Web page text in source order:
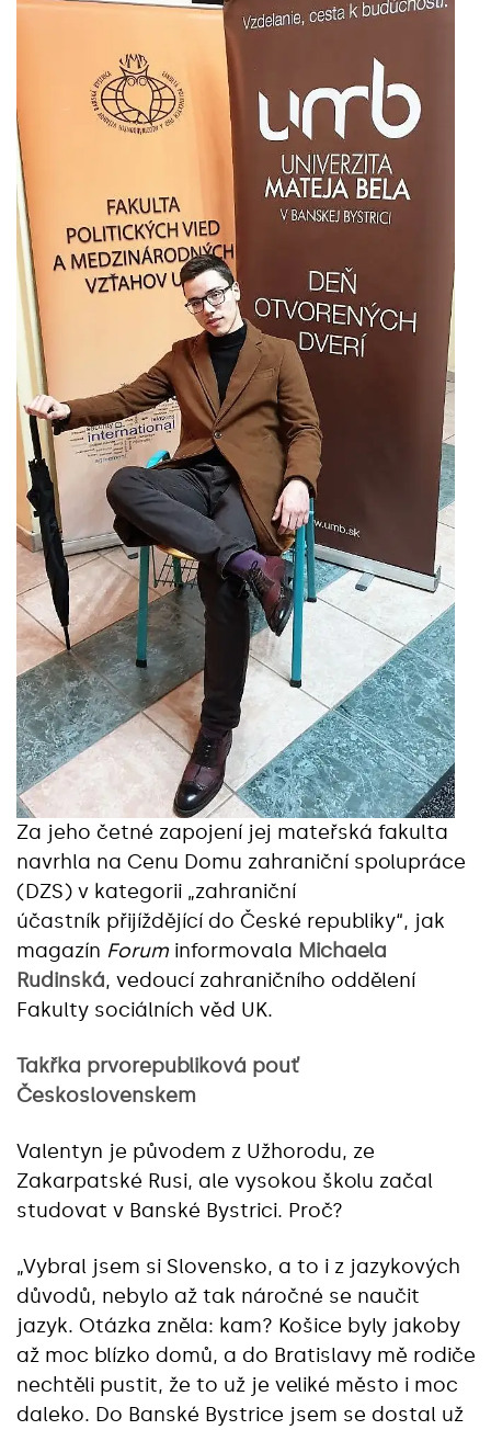
Za jeho četné zapojení jej mateřská fakulta
navrhla na Cenu Domu zahraniční spolupráce
(DZS) v kategorii „zahraniční
účastník přijíždějící do České republiky“, jak
magazín Forum informovala Michaela
Rudinská, vedoucí zahraničního oddělení
Fakulty sociálních věd UK.
Takřka prvorepubliková pouť
Československem
Valentyn je původem z Užhorodu, ze
Zakarpatské Rusi, ale vysokou školu začal
studovat v Banské Bystrici. Proč?
„Vybral jsem si Slovensko, a to i z jazykových
důvodů, nebylo až tak náročné se naučit
jazyk. Otázka zněla: kam? Košice byly jakoby
až moc blízko domů, a do Bratislavy mě rodiče
nechtěli pustit, že to už je veliké město i moc
daleko. Do Banské Bystrice jsem se dostal už